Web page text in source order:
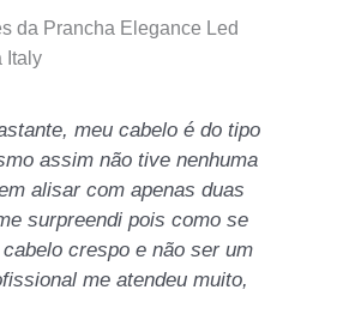
da Prancha Elegance Led
Italy
meu cabelo é do tipo
assim não tive nenhuma
alisar com apenas duas
surpreendi pois como se
crespo e não ser um
me atendeu muito,